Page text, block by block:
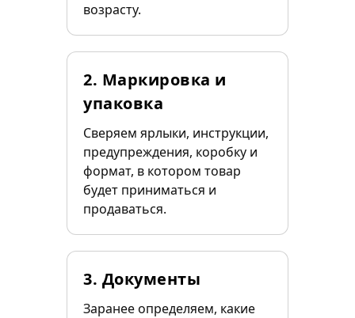
возрасту.
2. Маркировка и
упаковка
Сверяем ярлыки, инструкции,
предупреждения, коробку и
формат, в котором товар
будет приниматься и
продаваться.
3. Документы
Заранее определяем, какие